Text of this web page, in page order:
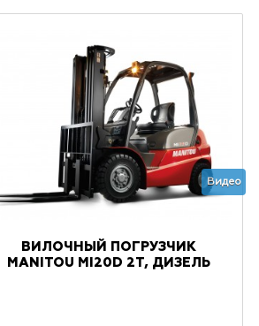
Видео
ВИЛОЧНЫЙ ПОГРУЗЧИК
MANITOU MI20D 2Т, ДИЗЕЛЬ